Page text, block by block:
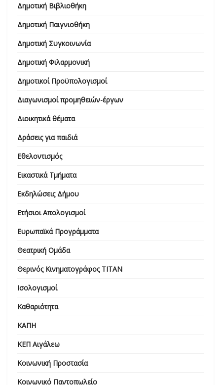
Δημοτική Βιβλιοθήκη
Δημοτική Παιγνιοθήκη
Δημοτική Συγκοινωνία
Δημοτική Φιλαρμονική
Δημοτικοί Προϋπολογισμοί
Διαγωνισμοί προμηθειών-έργων
Διοικητικά θέματα
Δράσεις για παιδιά
Εθελοντισμός
Εικαστικά Τμήματα
Εκδηλώσεις Δήμου
Ετήσιοι Απολογισμοί
Ευρωπαϊκά Προγράμματα
Θεατρική Ομάδα
Θερινός Κινηματογράφος ΤΙΤΑΝ
Ισολογισμοί
Καθαριότητα
ΚΑΠΗ
ΚΕΠ Αιγάλεω
Κοινωνική Προστασία
Κοινωνικό Παντοπωλείο